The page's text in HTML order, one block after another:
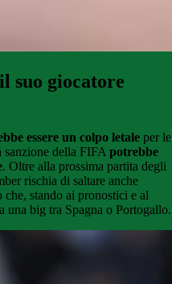
suo giocatore
essere un colpo letale per le
sanzione della FIFA potrebbe
. Oltre alla prossima partita degli
rischia di saltare anche
stando ai pronostici e al
una big tra Spagna o Portogallo.